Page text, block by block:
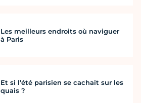
Les meilleurs endroits où naviguer
à Paris
Et si l’été parisien se cachait sur les
quais ?